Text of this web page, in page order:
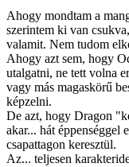
Ahogy mondtam a
szerintem ki van
valamit. Nem tudom
Ahogy azt sem, hogy
utalgatni, ne tett volna
vagy más magaskörű
képzelni.
De azt, hogy Dragon
akar... hát éppenséggel
csapattagon keresztül.
Az... teljesen